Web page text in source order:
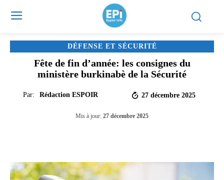
DÉFENSE ET SÉCURITÉ
Fête de fin d’année: les consignes du
ministère burkinabè de la Sécurité
Par: Rédaction ESPOIR 27 décembre 2025
Mis à jour: 27 décembre 2025